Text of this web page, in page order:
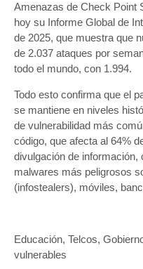
Amenazas de Check Point
hoy su Informe Global de
de 2025, que muestra que
de 2.037 ataques por
todo el mundo, con 1.994.
Todo esto confirma que el
se mantiene en niveles
de vulnerabilidad más
código, que afecta al 64%
divulgación de información,
malwares más peligrosos
(infostealers), móviles,
Educación, Telcos,
vulnerables